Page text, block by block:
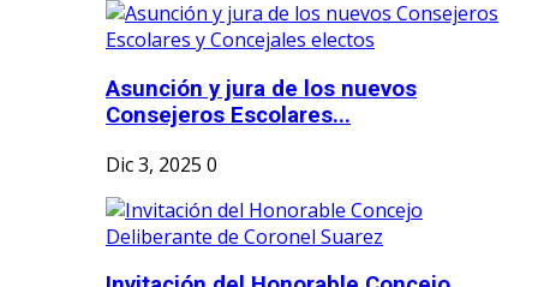
Asunción y jura de los nuevos
Consejeros Escolares...
Dic 3, 2025 0